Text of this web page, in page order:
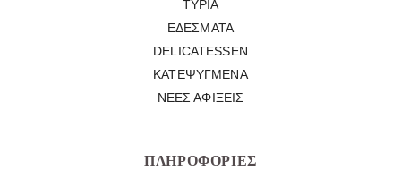
ΤΥΡΙΆ
ΕΔΈΣΜΑΤΑ
DELICATESSEN
ΚΑΤΕΨΥΓΜΈΝΑ
ΝΈΕΣ ΑΦΊΞΕΙΣ
ΠΛΗΡΟΦΟΡΊΕΣ